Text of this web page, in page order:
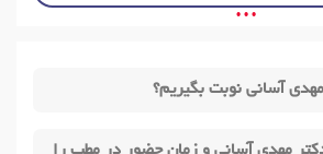
• • •
آسانی نوبت بگیریم؟